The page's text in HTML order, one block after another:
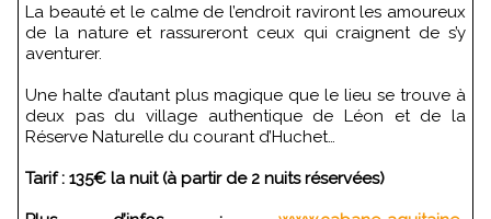
La beauté et le calme de l’endroit raviront les amoureux
de la nature et rassureront ceux qui craignent de s’y
aventurer.
Une halte d’autant plus magique que le lieu se trouve à
deux pas du village authentique de Léon et de la
Réserve Naturelle du courant d’Huchet…
Tarif : 135€ la nuit (à partir de 2 nuits réservées)